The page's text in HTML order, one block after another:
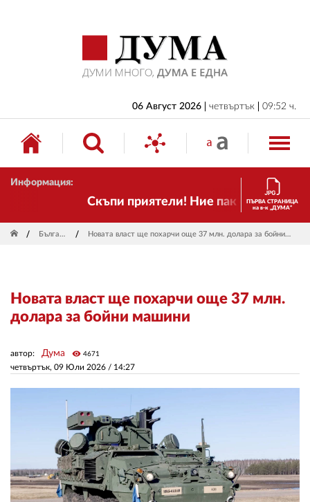
06 Август 2026 четвъртък 09:52 ч.
Информация:
Скъпи приятели! Ние пак сме тук!ПЪРВА СТРАНИЦА
на в-к „ДУМА“
България Новата власт ще похарчи още 37 млн. долара за бойни машини
Новата власт ще похарчи още 37 млн.
долара за бойни машини
четвъртък, 09 Юли 2026 / 14:27
автор: Дума visibility 4671
БЪЛГАРИЯ
ИКОНОМИКА
ИЗБОРИ
СВЯТ
ДРУГИ
АВТОРИ
КОНТАКТИ
РЕКЛАМА
АБОНАМЕНТ